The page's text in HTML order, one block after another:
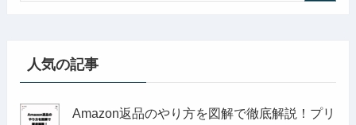
人気の記事
Amazon返品のやり方を図解で徹底解説！プリ